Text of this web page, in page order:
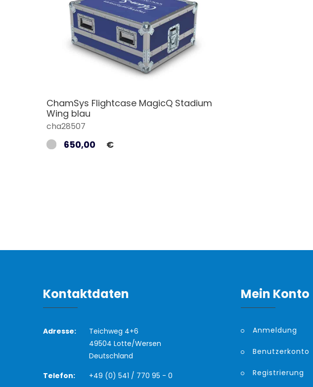
ChamSys Flightcase MagicQ Stadium
Wing blau
cha28507
650,00 €
Kontaktdaten
Adresse:
Teichweg 4+6
49504 Lotte/Wersen
Deutschland
Telefon:
+49 (0) 541 / 770 95 - 0
Mein Konto
Anmeldung
Benutzerkonto
Registrierung